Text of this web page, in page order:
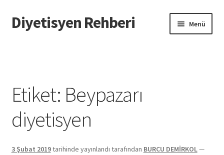
Dolaşıma
geç
İçeriğe
geç
Diyetisyen Rehberi Menü
Hata Bildir
iletişim
Etiket: Beypazarı
diyetisyen
3 Şubat 2019tarihinde yayınlandı tarafından BURCU DEMİRKOL—